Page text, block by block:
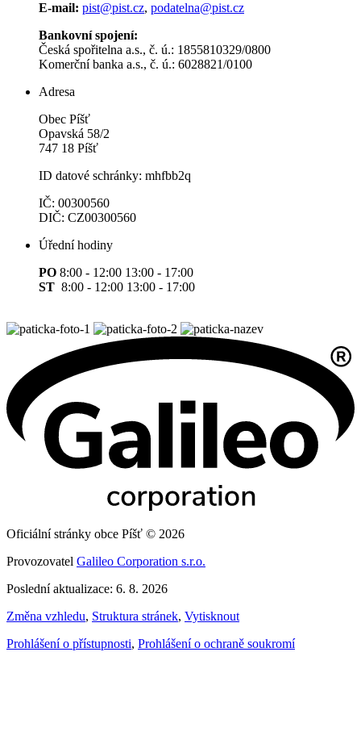
E-mail: pist@pist.cz, podatelna@pist.cz
Bankovní spojení:
Česká spořitelna a.s., č. ú.: 1855810329/0800
Komerční banka a.s., č. ú.: 6028821/0100
Adresa
Obec Píšť
Opavská 58/2
747 18 Píšť
ID datové schránky: mhfbb2q
IČ: 00300560
DIČ: CZ00300560
Úřední hodiny
PO 8:00 - 12:00 13:00 - 17:00
ST 8:00 - 12:00 13:00 - 17:00
Oficiální stránky obce Píšť © 2026
Provozovatel Galileo Corporation s.r.o.
Poslední aktualizace: 6. 8. 2026
Změna vzhledu, Struktura stránek, Vytisknout
Prohlášení o přístupnosti, Prohlášení o ochraně soukromí